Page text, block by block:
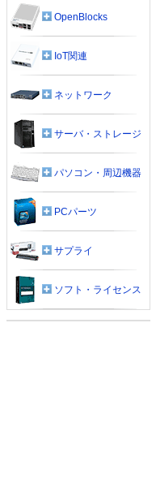
OpenBlocks
IoT関連
ネットワーク
サーバ・ストレージ
パソコン・周辺機器
PCパーツ
サプライ
ソフト・ライセンス